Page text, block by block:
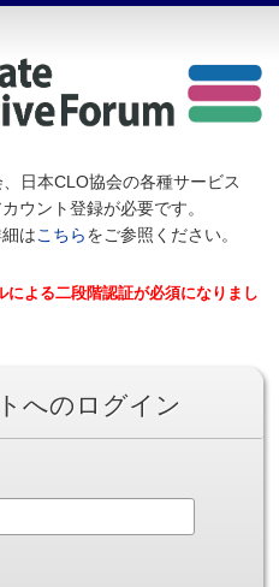
日本CLO協会の各種サービス
ウント登録が必要です。
はこちらをご参照ください。
による二段階認証が必須になりまし
へのログイン